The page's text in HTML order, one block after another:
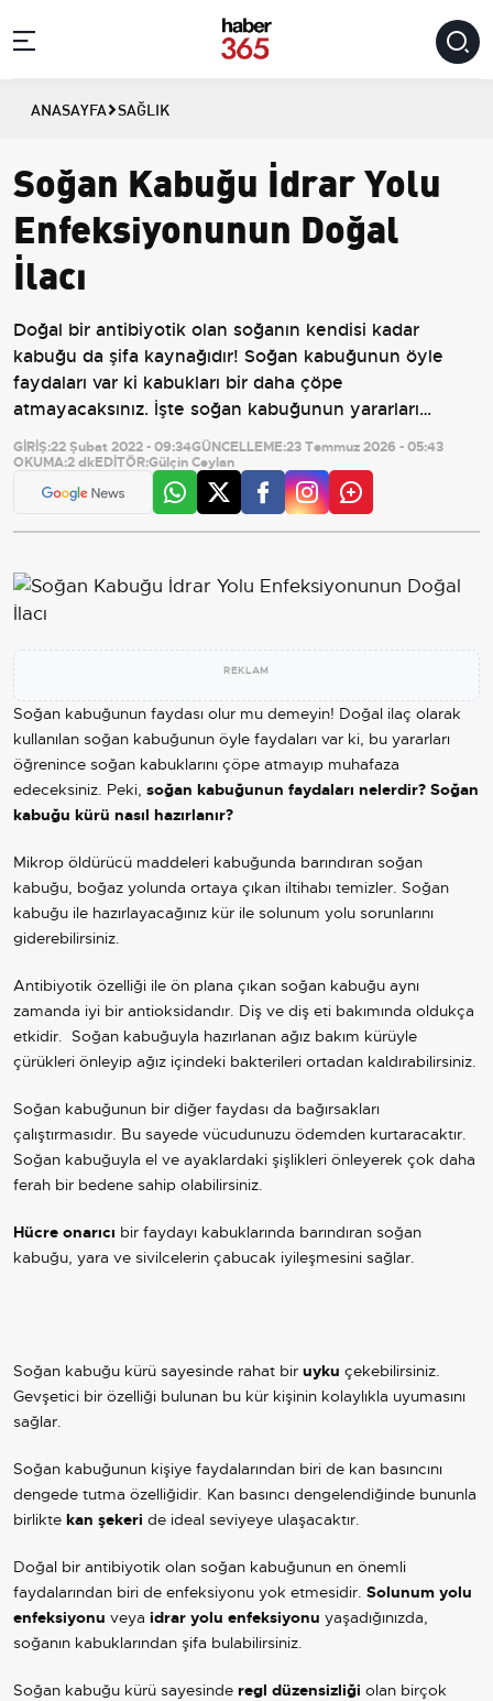
ANASAYFA SAĞLIK
Soğan Kabuğu İdrar Yolu
Enfeksiyonunun Doğal
İlacı
Doğal bir antibiyotik olan soğanın kendisi kadar
kabuğu da şifa kaynağıdır! Soğan kabuğunun öyle
faydaları var ki kabukları bir daha çöpe
atmayacaksınız. İşte soğan kabuğunun yararları…
GİRİŞ:22 Şubat 2022 - 09:34GÜNCELLEME:23 Temmuz 2026 - 05:43
OKUMA:2 dkEDİTÖR:Gülçin Ceylan
REKLAM
Soğan kabuğunun faydası olur mu demeyin! Doğal ilaç olarak
kullanılan soğan kabuğunun öyle faydaları var ki, bu yararları
öğrenince soğan kabuklarını çöpe atmayıp muhafaza
edeceksiniz. Peki, soğan kabuğunun faydaları nelerdir? Soğan
kabuğu kürü nasıl hazırlanır?
Mikrop öldürücü maddeleri kabuğunda barındıran soğan
kabuğu, boğaz yolunda ortaya çıkan iltihabı temizler. Soğan
kabuğu ile hazırlayacağınız kür ile solunum yolu sorunlarını
giderebilirsiniz.
Antibiyotik özelliği ile ön plana çıkan soğan kabuğu aynı
zamanda iyi bir antioksidandır. Diş ve diş eti bakımında oldukça
etkidir. Soğan kabuğuyla hazırlanan ağız bakım kürüyle
çürükleri önleyip ağız içindeki bakterileri ortadan kaldırabilirsiniz.
Soğan kabuğunun bir diğer faydası da bağırsakları
çalıştırmasıdır. Bu sayede vücudunuzu ödemden kurtaracaktır.
Soğan kabuğuyla el ve ayaklardaki şişlikleri önleyerek çok daha
ferah bir bedene sahip olabilirsiniz.
Hücre onarıcı bir faydayı kabuklarında barındıran soğan
kabuğu, yara ve sivilcelerin çabucak iyileşmesini sağlar.
Soğan kabuğu kürü sayesinde rahat bir uyku çekebilirsiniz.
Gevşetici bir özelliği bulunan bu kür kişinin kolaylıkla uyumasını
sağlar.
Soğan kabuğunun kişiye faydalarından biri de kan basıncını
dengede tutma özelliğidir. Kan basıncı dengelendiğinde bununla
birlikte kan şekeri de ideal seviyeye ulaşacaktır.
Doğal bir antibiyotik olan soğan kabuğunun en önemli
faydalarından biri de enfeksiyonu yok etmesidir. Solunum yolu
enfeksiyonu veya idrar yolu enfeksiyonu yaşadığınızda,
soğanın kabuklarından şifa bulabilirsiniz.
Soğan kabuğu kürü sayesinde regl düzensizliği olan birçok